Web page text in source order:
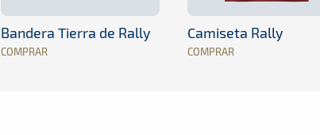
Bandera Tierra de Rally
COMPRAR
Camiseta Rally
COMPRAR